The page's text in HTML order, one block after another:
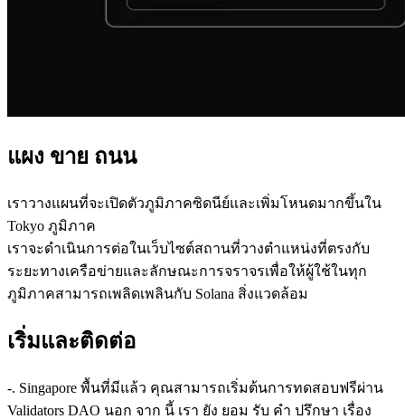
แผง ขาย ถนน
เราวางแผนที่จะเปิดตัวภูมิภาคซิดนีย์และเพิ่มโหนดมากขึ้นใน
Tokyo ภูมิภาค
เราจะดําเนินการต่อในเว็บไซต์สถานที่วางตําแหน่งที่ตรงกับ
ระยะทางเครือข่ายและลักษณะการจราจรเพื่อให้ผู้ใช้ในทุก
ภูมิภาคสามารถเพลิดเพลินกับ Solana สิ่งแวดล้อม
เริ่มและติดต่อ
-. Singapore พื้นที่มีแล้ว คุณสามารถเริ่มต้นการทดสอบฟรีผ่าน
Validators DAO นอก จาก นี้ เรา ยัง ยอม รับ คํา ปรึกษา เรื่อง